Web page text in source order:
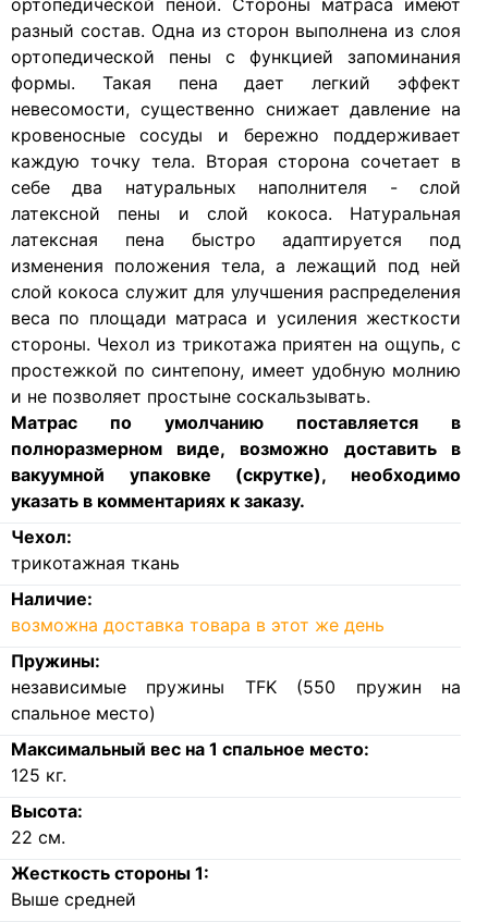
ортопедической пеной. Стороны матраса имеют
разный состав. Одна из сторон выполнена из слоя
ортопедической пены с функцией запоминания
формы. Такая пена дает легкий эффект
невесомости, существенно снижает давление на
кровеносные сосуды и бережно поддерживает
каждую точку тела. Вторая сторона сочетает в
себе два натуральных наполнителя - слой
латексной пены и слой кокоса. Натуральная
латексная пена быстро адаптируется под
изменения положения тела, а лежащий под ней
слой кокоса служит для улучшения распределения
веса по площади матраса и усиления жесткости
стороны. Чехол из трикотажа приятен на ощупь, с
простежкой по синтепону, имеет удобную молнию
и не позволяет простыне соскальзывать.
Матрас по умолчанию поставляется в
полноразмерном виде, возможно доставить в
вакуумной упаковке (скрутке), необходимо
указать в комментариях к заказу.
Чехол:
трикотажная ткань
Наличие:
возможна доставка товара в этот же день
Пружины:
независимые пружины TFK (550 пружин на
спальное место)
Максимальный вес на 1 спальное место:
125 кг.
Высота:
22 см.
Жесткость стороны 1:
Выше средней